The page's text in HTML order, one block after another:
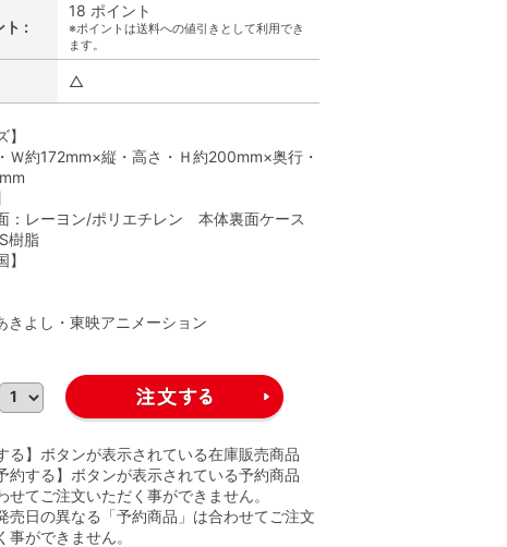
ト :
18 ポイント
※ポイントは送料への値引きとして利用でき
ます。
△
】
Ｗ約172mm×縦・高さ・Ｈ約200mm×奥行・
：レーヨン/ポリエチレン 本体裏面ケース
樹脂
】
きよし・東映アニメーション
る】ボタンが表示されている在庫販売商品
約する】ボタンが表示されている予約商品
せてご注文いただく事ができません。
売日の異なる「予約商品」は合わせてご注文
事ができません。